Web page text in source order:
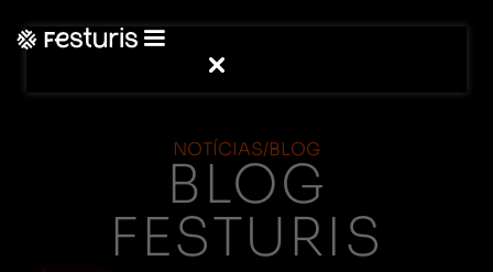
NOTÍCIAS/BLOG
BLOG
FESTURIS